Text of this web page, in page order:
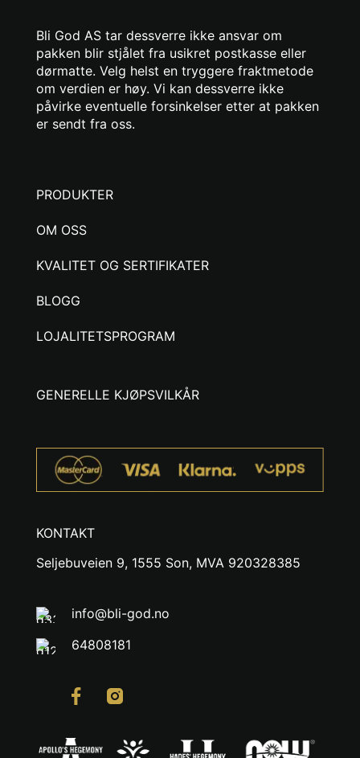
Bli God AS tar dessverre ikke ansvar om
pakken blir stjålet fra usikret postkasse eller
dørmatte. Velg helst en tryggere fraktmetode
om verdien er høy. Vi kan dessverre ikke
påvirke eventuelle forsinkelser etter at pakken
er sendt fra oss.
PRODUKTER
OM OSS
KVALITET OG SERTIFIKATER
BLOGG
LOJALITETSPROGRAM
GENERELLE KJØPSVILKÅR
KONTAKT
Seljebuveien 9, 1555 Son, MVA 920328385
info@bli-god.no
64808181